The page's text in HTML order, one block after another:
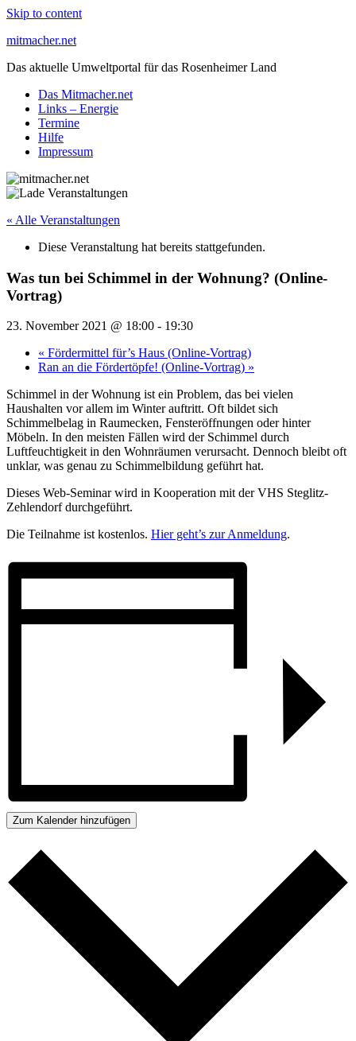
Skip to content
mitmacher.net
Das aktuelle Umweltportal für das Rosenheimer Land
Das Mitmacher.net
Links – Energie
Termine
Hilfe
Impressum
« Alle Veranstaltungen
Diese Veranstaltung hat bereits stattgefunden.
Was tun bei Schimmel in der Wohnung? (Online-
Vortrag)
23. November 2021 @ 18:00 - 19:30
« Fördermittel für’s Haus (Online-Vortrag)
Ran an die Fördertöpfe! (Online-Vortrag) »
Schimmel in der Wohnung ist ein Problem, das bei vielen
Haushalten vor allem im Winter auftritt. Oft bildet sich
Schimmelbelag in Raumecken, Fensteröffnungen oder hinter
Möbeln. In den meisten Fällen wird der Schimmel durch
Luftfeuchtigkeit in den Wohnräumen verursacht. Dennoch bleibt oft
unklar, was genau zu Schimmelbildung geführt hat.
Dieses Web-Seminar wird in Kooperation mit der VHS Steglitz-
Zehlendorf durchgeführt.
Die Teilnahme ist kostenlos. Hier geht’s zur Anmeldung.
Zum Kalender hinzufügen